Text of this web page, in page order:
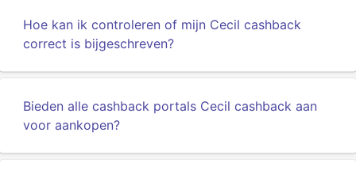
Hoe kan ik controleren of mijn Cecil cashback
correct is bijgeschreven?
Bieden alle cashback portals Cecil cashback aan
voor aankopen?